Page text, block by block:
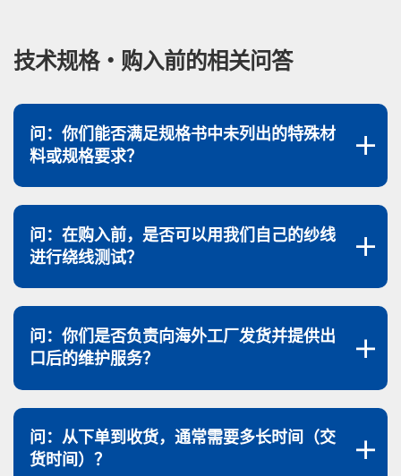
技术规格・购入前的相关问答
问：你们能否满足规格书中未列出的特殊材
料或规格要求？
问：在购入前，是否可以用我们自己的纱线
进行绕线测试？
问：你们是否负责向海外工厂发货并提供出
口后的维护服务？
问：从下单到收货，通常需要多长时间（交
货时间）？